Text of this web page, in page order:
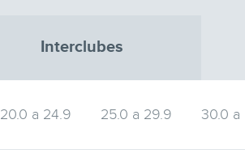
Interclubes
20.0 a 24.9 25.0 a 29.9 30.0 a